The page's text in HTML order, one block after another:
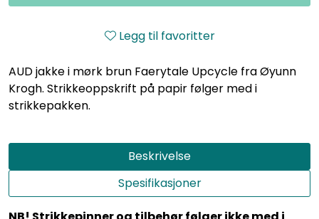
Legg til favoritter
AUD jakke i mørk brun Faerytale Upcycle fra Øyunn
Krogh. Strikkeoppskrift på papir følger med i
strikkepakken.
Beskrivelse
Spesifikasjoner